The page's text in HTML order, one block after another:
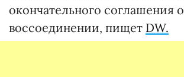
окончательного соглашения о
воссоединении, пищет DW.